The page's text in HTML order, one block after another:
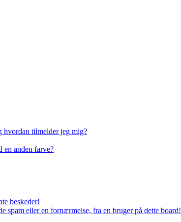
hvordan tilmelder jeg mig?
en anden farve?
beskeder!
spam eller en fornærmelse, fra en bruger på dette board!